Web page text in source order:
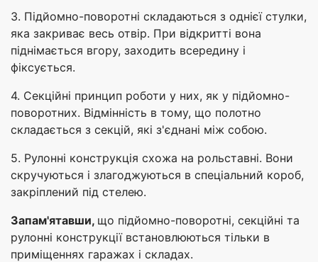
3. Підйомно-поворотні складаються з однієї стулки,
яка закриває весь отвір. При відкритті вона
піднімається вгору, заходить всередину і
фіксується.
4. Секційні принцип роботи у них, як у підйомно-
поворотних. Відмінність в тому, що полотно
складається з секцій, які з'єднані між собою.
5. Рулонні конструкція схожа на рольставні. Вони
скручуються і злагоджуються в спеціальний короб,
закріплений під стелею.
Запам'ятавши, що підйомно-поворотні, секційні та
рулонні конструкції встановлюються тільки в
приміщеннях гаражах і складах.